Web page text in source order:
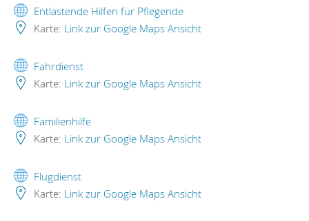
Entlastende Hilfen für Pflegende
Karte: Link zur Google Maps Ansicht
Fahrdienst
Karte: Link zur Google Maps Ansicht
Familienhilfe
Karte: Link zur Google Maps Ansicht
Flugdienst
Karte: Link zur Google Maps Ansicht